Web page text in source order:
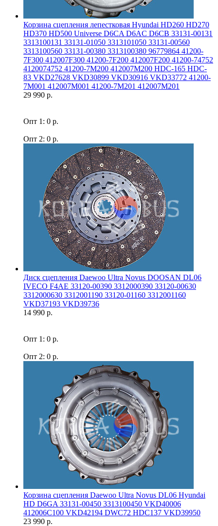
Корзина сцепления лепестковая Hyundai HD260 HD270
HD370 HD500 Universe D6CA D6AC D6CB 33131-00131
3313100131 33131-01050 3313101050 33131-00560
3313100560 33131-00380 3313100380 96779864 41200-
7F300 412007F300 41200-7F200 412007F200 41200-74752
4120074752 41200-7M200 412007M200 HDC-165 HDC-
83 VKD27628 VKD30899 VKD30916 VKD33772 41200-
7M001 412007M001 41200-7M201 412007M201
29 990 р.
Опт 1: 0 р.
Опт 2: 0 р.
Диск сцепления Daewoo Ultra Novus DOOSAN DL06
IVECO F4AE 33120-00390 3312000390 33120-00630
3312000630 3312001190 33120-01160 3312001160
VKD37193 VKD39736
14 990 р.
Опт 1: 0 р.
Опт 2: 0 р.
Корзина сцепления Daewoo Ultra Novus DL06 Hyundai
HD D6GA 33131-00450 3313100450 VKD40006
412006C100 VKD42194 DWC72 HDC137 VKD39950
23 990 р.